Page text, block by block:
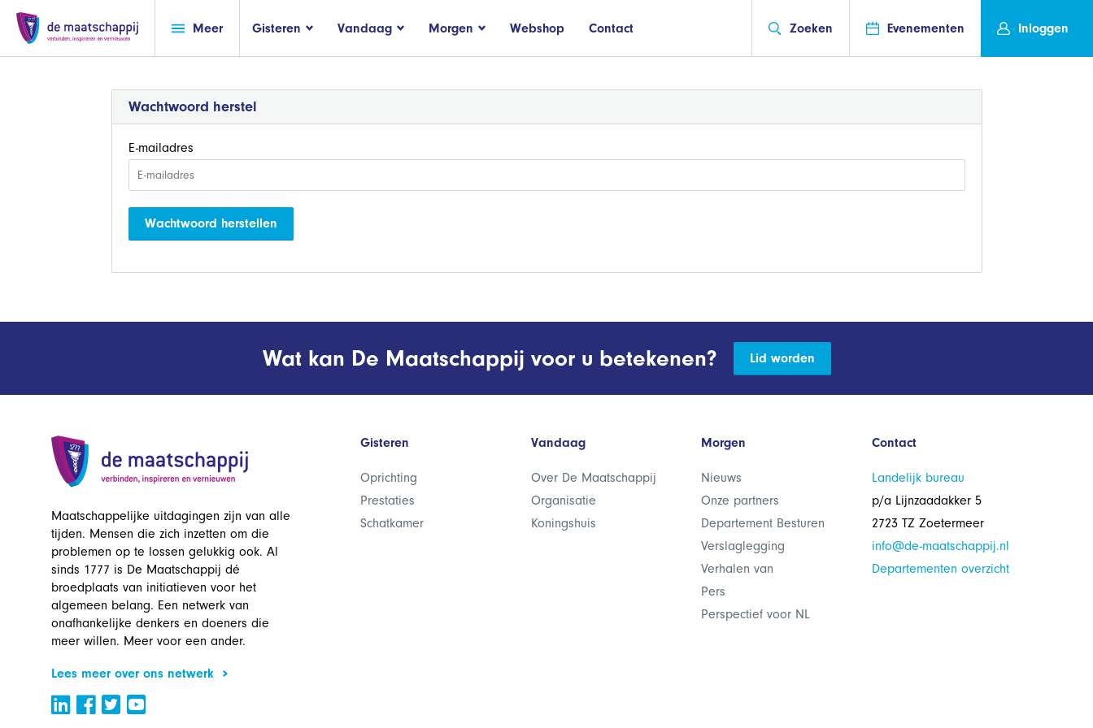
Meer Gisteren Vandaag Morgen Webshop Contact Zoeken Evenementen Inloggen
Wachtwoord herstel
E-mailadres
Wachtwoord herstellen
Wat kan De Maatschappij voor u betekenen? Lid worden
Maatschappelijke uitdagingen zijn van alle
tijden. Mensen die zich inzetten om die
problemen op te lossen gelukkig ook. Al
sinds 1777 is De Maatschappij dé
broedplaats van initiatieven voor het
algemeen belang. Een netwerk van
onafhankelijke denkers en doeners die
meer willen. Meer voor een ander.
Lees meer over ons netwerk
Gisteren
Oprichting
Prestaties
Schatkamer
Vandaag
Over De Maatschappij
Organisatie
Koningshuis
Morgen
Nieuws
Onze partners
Departement Besturen
Verslaglegging
Verhalen van
Pers
Perspectief voor NL
Contact
Landelijk bureau
p/a Lijnzaadakker 5
2723 TZ Zoetermeer
info@de-maatschappij.nl
Departementen overzicht